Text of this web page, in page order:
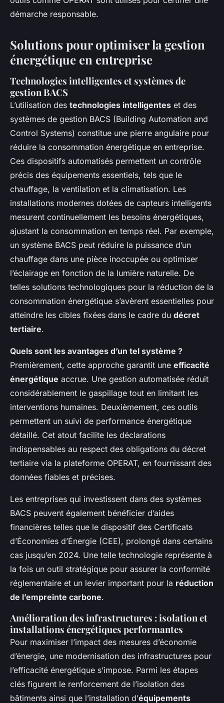
démarche responsable.
Solutions pour optimiser la gestion
énergétique en entreprise
Technologies intelligentes et systèmes de
gestion BACS
L’utilisation des technologies intelligentes et des
systèmes de gestion BACS (Building Automation and
Control Systems) constitue une pierre angulaire pour
réduire la consommation énergétique en entreprise.
Ces dispositifs automatisés permettent un contrôle
précis des équipements essentiels, tels que le
chauffage, la ventilation et la climatisation. Les
installations modernes dotées de capteurs intelligents
mesurent continuellement les besoins énergétiques,
ajustant la consommation en temps réel. Par exemple,
un système BACS peut réduire la puissance d’un
chauffage dans une pièce inoccupée ou optimiser
l’éclairage en fonction de la lumière naturelle. De
telles solutions technologiques pour la réduction de la
consommation énergétique s’avèrent essentielles pour
atteindre les cibles fixées dans le cadre du décret
tertiaire.
Quels sont les avantages d’un tel système ?
Premièrement, cette approche garantit une efficacité
énergétique accrue. Une gestion automatisée réduit
considérablement le gaspillage tout en limitant les
interventions humaines. Deuxièmement, ces outils
permettent un suivi de performance énergétique
détaillé. Cet atout facilite les déclarations
indispensables au respect des obligations du décret
tertiaire via la plateforme OPERAT, en fournissant des
données fiables et précises.
Les entreprises qui investissent dans des systèmes
BACS peuvent également bénéficier d’aides
financières telles que le dispositif des Certificats
d’Économies d’Énergie (CEE), prolongé dans certains
cas jusqu’en 2024. Une telle technologie représente à
la fois un outil stratégique pour assurer la conformité
réglementaire et un levier important pour la réduction
de l’empreinte carbone.
Amélioration des infrastructures : isolation et
installations énergétiques performantes
Pour maximiser l’impact des mesures d’économie
d’énergie, une modernisation des infrastructures pour
l’efficacité énergétique s’impose. Parmi les étapes
clés figurent le renforcement de l’isolation des
bâtiments ainsi que l’installation d’équipements